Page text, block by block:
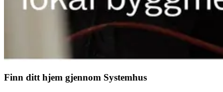
Finn ditt hjem gjennom Systemhus